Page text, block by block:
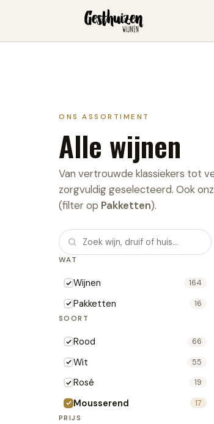
ONS ASSORTIMENT
Alle wijnen
Van vertrouwde klassiekers tot
zorgvuldig geselecteerd. Ook
(filter op Pakketten).
WAT
Wijnen 164
Pakketten 16
SOORT
Rood 66
Wit 55
Rosé 19
Mousserend 17
PRIJS